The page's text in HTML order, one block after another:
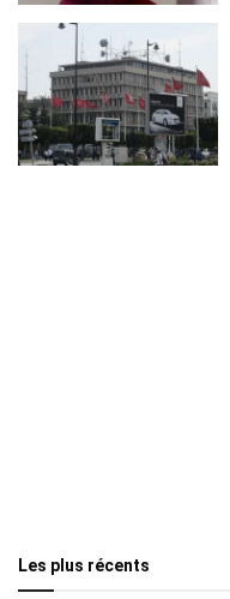
Les plus récents